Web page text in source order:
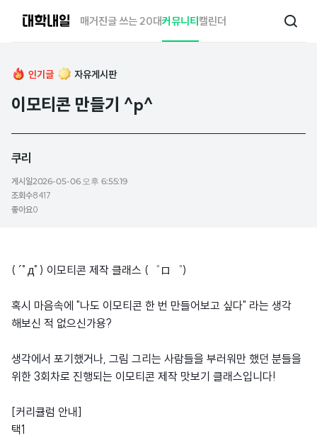
매거진글 쓰는 20대커뮤니티캘린더
검
인기글 자유게시판
이모티콘 만들기 ^p^
쿠리
게시일2026-05-06 오후 6:55:19
조회수8417
좋아요0
( ´ﾟдﾟ) 이모티콘 제작 클래스 (゜ロ゜)
혹시 마음속에 "나도 이모티콘 한 번 만들어보고 싶다" 라는 생각
해보신 적 없으신가용?
생각에서 포기했거나, 그림 그리는 사람들을 부러워만 했던 분들을
위한 3회차로 진행되는 이모티콘 제작 맛보기 클래스입니다!
[커리큘럼 안내]
택1